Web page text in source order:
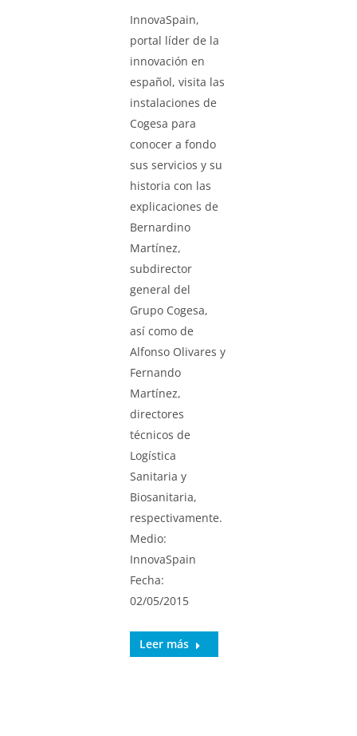
InnovaSpain,
portal líder de la
innovación en
español, visita las
instalaciones de
Cogesa para
conocer a fondo
sus servicios y su
historia con las
explicaciones de
Bernardino
Martínez,
subdirector
general del
Grupo Cogesa,
así como de
Alfonso Olivares y
Fernando
Martínez,
directores
técnicos de
Logística
Sanitaria y
Biosanitaria,
respectivamente.
Medio:
InnovaSpain
Fecha:
02/05/2015
Leer más